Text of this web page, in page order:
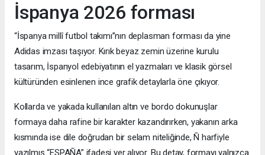
İspanya 2026 forması
“İspanya millî futbol takımı”nın deplasman forması da yine
Adidas imzası taşıyor. Kırık beyaz zemin üzerine kurulu
tasarım, İspanyol edebiyatının el yazmaları ve klasik görsel
kültüründen esinlenen ince grafik detaylarla öne çıkıyor.
Kollarda ve yakada kullanılan altın ve bordo dokunuşlar
formaya daha rafine bir karakter kazandırırken, yakanın arka
kısmında ise dile doğrudan bir selam niteliğinde, Ñ harfiyle
yazılmış “ESPAÑA” ifadesi yer alıyor. Bu detay, formayı yalnızca